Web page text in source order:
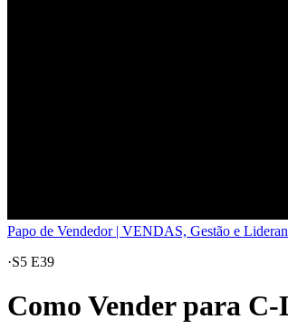
Papo de Vendedor | VENDAS, Gestão e
·S5 E39
Como Vender para